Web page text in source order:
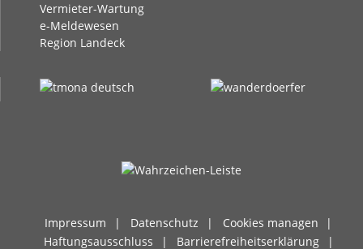
Vermieter-Wartung
e-Meldewesen
Region Landeck
Impressum Datenschutz
Cookies managen
Haftungsausschluss
Barrierefreiheitserklärung